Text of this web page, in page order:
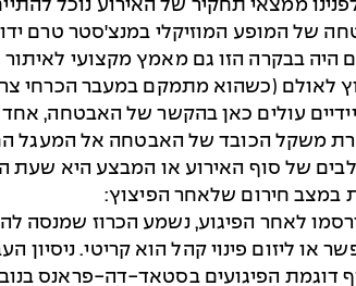
לפנינו ממצאי תחקיר של האירוע נוכל
של המופע המוזיקלי במנצ'סטר טרם
היה בבקרה הזו גם מאמץ מקצועי
לאולם (כשהוא מתמקם במעבר הכרחי
עולים כאן בהקשר של האבטחה,
של סוף האירוע או המבצע היא שעת
במצב חירום שלאחר הפיצוץ:
לאחר הפיגוע, נשמע הכרוז שמנסה
או ליזום פינוי קהל הוא קריטי.